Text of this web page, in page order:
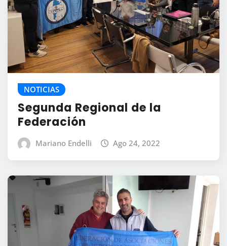
NOTICIAS
Segunda Regional de la
Federación
Mariano Endelli Ago 24, 2022